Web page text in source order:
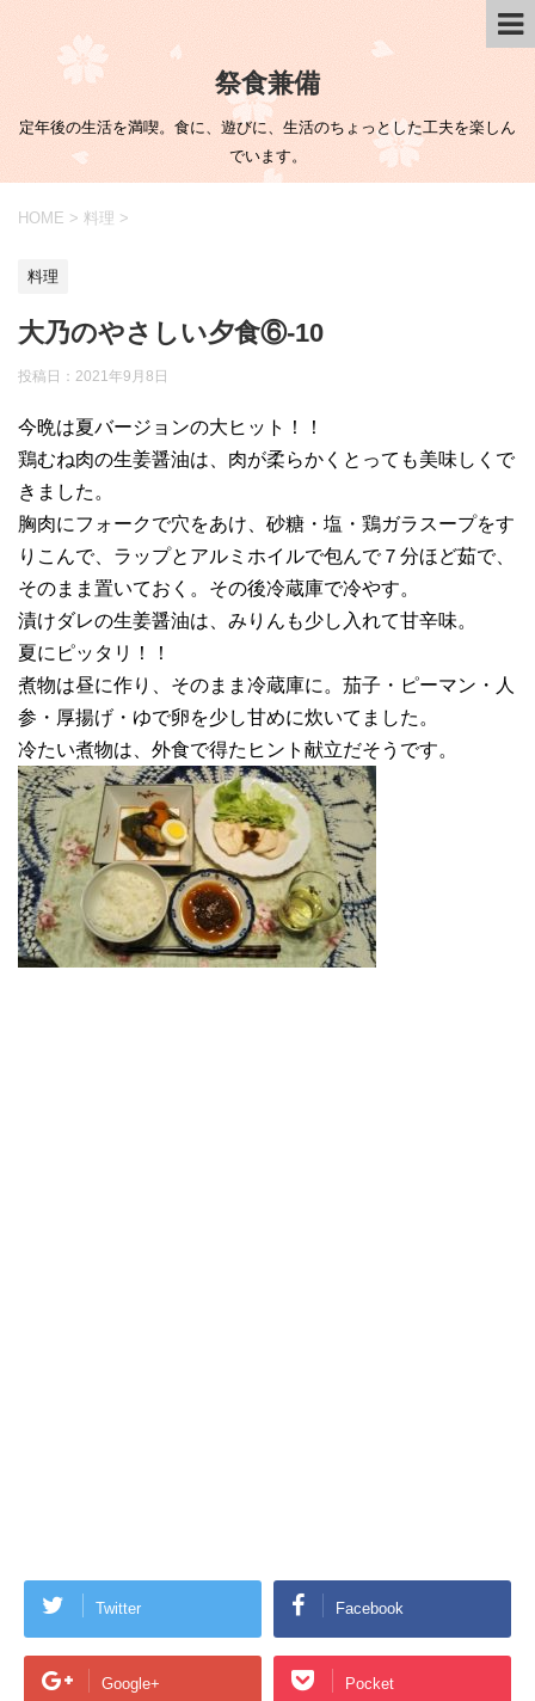
祭食兼備
定年後の生活を満喫。食に、遊びに、生活のちょっとした工夫を楽しん
でいます。
HOME > 料理 >
料理
大乃のやさしい夕食⑥-10
投稿日： 2021年9月8日
今晩は夏バージョンの大ヒット！！
鶏むね肉の生姜醤油は、肉が柔らかくとっても美味しくで
きました。
胸肉にフォークで穴をあけ、砂糖・塩・鶏ガラスープをす
りこんで、ラップとアルミホイルで包んで７分ほど茹で、
そのまま置いておく。その後冷蔵庫で冷やす。
漬けダレの生姜醤油は、みりんも少し入れて甘辛味。
夏にピッタリ！！
煮物は昼に作り、そのまま冷蔵庫に。茄子・ピーマン・人
参・厚揚げ・ゆで卵を少し甘めに炊いてました。
冷たい煮物は、外食で得たヒント献立だそうです。
Twitter Facebook
Google+ Pocket